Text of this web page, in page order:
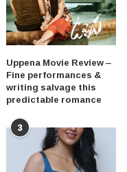
Uppena Movie Review –
Fine performances &
writing salvage this
predictable romance
3